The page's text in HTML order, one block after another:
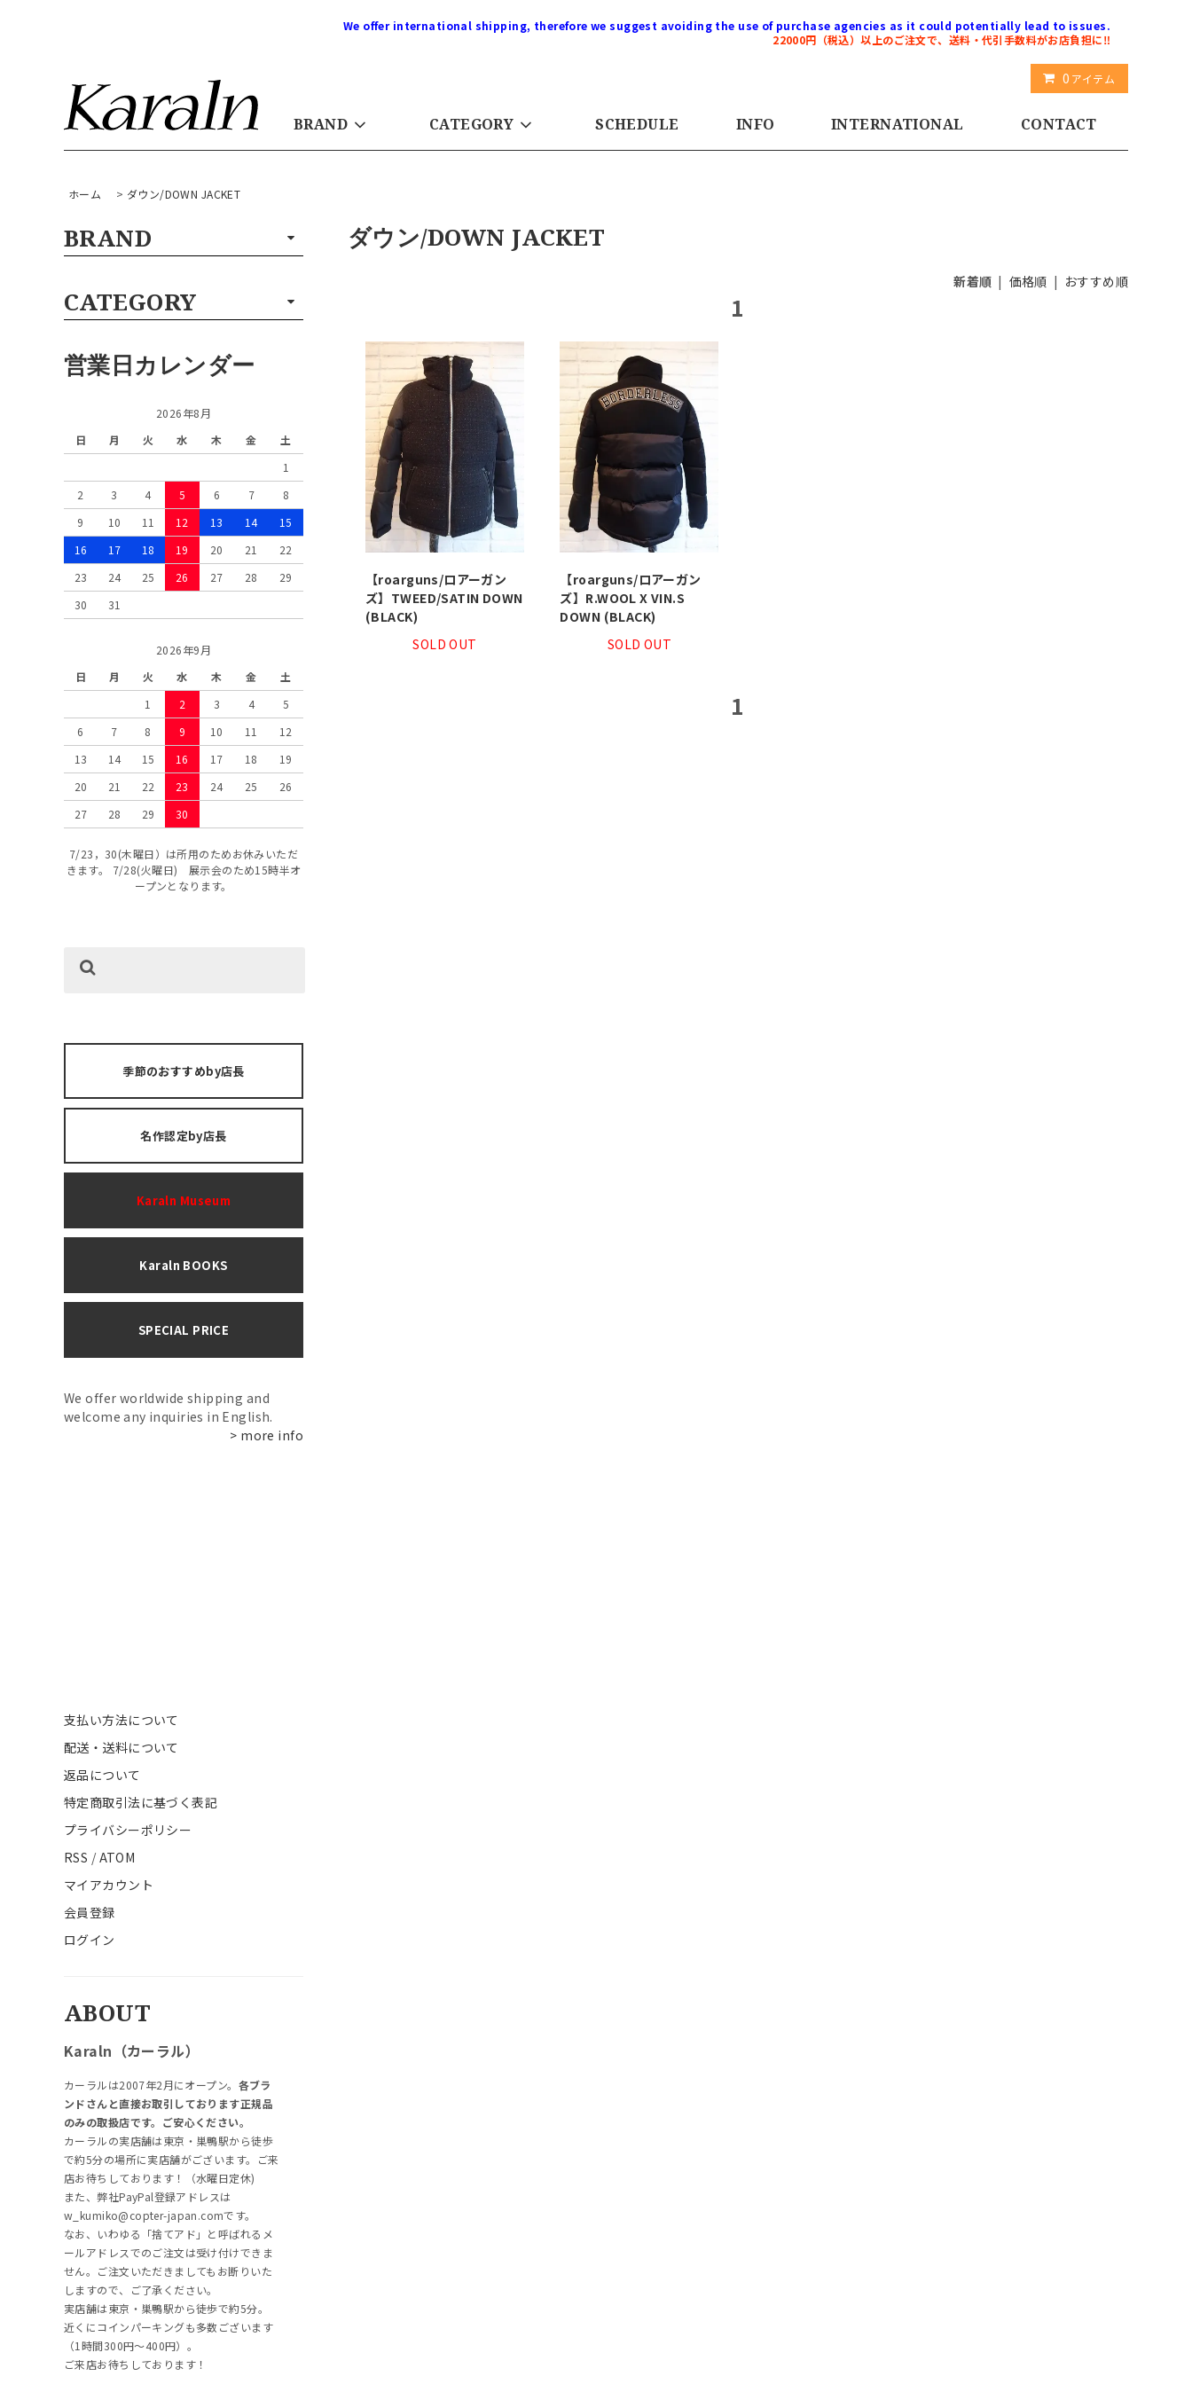
We offer international shipping, therefore we suggest avoiding the use of purchase agencies as it could potentially lead to issues.
22000円（税込）以上のご注文で、送料・代引手数料がお店負担に‼️
0 アイテム
BRAND CATEGORY SCHEDULE INFO INTERNATIONAL CONTACT
ホーム > ダウン/DOWN JACKET
BRAND
CATEGORY
営業日カレンダー
2026年8月
日
月 火 水 木 金
土
1
2
3 4 5 6 7
8
9
10 11 12 13 14
15
16
17 18 19 20 21
22
23
24 25 26 27 28
29
30
31
2026年9月
日
月 火 水 木 金
土
1
2 3 4
5
6
7 8 9 10 11
12
13
14 15 16 17 18
19
20
21 22 23 24 25
26
27
28 29 30
7/23，30(木曜日）は所用のためお休みいただ
きます。 7/28(火曜日) 展示会のため15時半オ
ープンとなります。
季節のおすすめby店長
名作認定by店長
Karaln Museum
Karaln BOOKS
SPECIAL PRICE
We offer worldwide shipping and
welcome any inquiries in English.
> more info
支払い方法について
配送・送料について
返品について
特定商取引法に基づく表記
プライバシーポリシー
RSS / ATOM
マイアカウント
会員登録
ログイン
ABOUT
Karaln（カーラル）
カーラルは2007年2月にオープン。 各ブラ
ンドさんと直接お取引しております正規品
のみの取扱店です。ご安心ください。
カーラルの実店舗は東京・巣鴨駅から徒歩
で約5分の場所に実店舗がございます。ご来
店お待ちしております！（水曜日定休)
また、弊社PayPal登録アドレスは
w_kumiko@copter-japan.comです。
なお、いわゆる「捨てアド」と呼ばれるメ
ールアドレスでのご注文は受け付けできま
せん。ご注文いただきましてもお断りいた
しますので、ご了承ください。
実店舗は東京・巣鴨駅から徒歩で約5分。
近くにコインパーキングも多数ございます
（1時間300円～400円）。
ご来店お待ちしております！
ダウン/DOWN JACKET
新着順 | 価格順 | おすすめ順
1
【roarguns/ロアーガン
ズ】TWEED/SATIN DOWN
(BLACK)
SOLD OUT
【roarguns/ロアーガン
ズ】R.WOOL X VIN.S
DOWN (BLACK)
SOLD OUT
1